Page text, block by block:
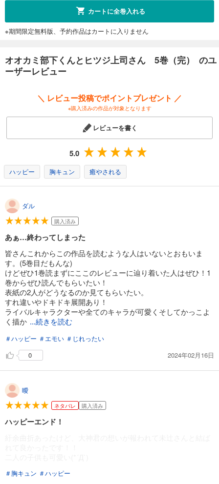
カートに全巻入れる
※期間限定無料版、予約作品はカートに入りません
オオカミ部下くんとヒツジ上司さん 5巻（完） のユ
ーザーレビュー
＼ レビュー投稿でポイントプレゼント ／
※購入済みの作品が対象となります
レビューを書く
5.0
ハッピー 胸キュン 癒やされる
ダル
購入済み
あぁ…終わってしまった
皆さんこれからこの作品を読むような人はいないとおもいま
す。(5巻目だもんな)
けどぜひ1巻読まずにここのレビューに辿り着いた人はぜひ！1
巻からぜひ読んでもらいたい！
表紙の2人がどうなるのか見てもらいたい。
すれ違いやドキドキ展開あり！
ライバルキャラクターや全てのキャラが可愛くそしてかっこよ
く描か ...続きを読む
＃ハッピー ＃エモい ＃じれったい
0
2024年02月16日
曖
ネタバレ 購入済み
ハッピーエンド！
＃胸キュン ＃ハッピー